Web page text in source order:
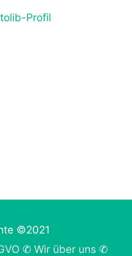
Profil
©2021
✆ Wir über uns✆